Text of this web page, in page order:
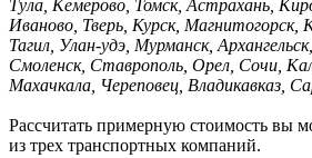
Тула, Кемерово, Томск, Астрахань,
Иваново, Тверь, Курск,
Тагил, Улан-удэ, Мурманск,
Смоленск, Ставрополь, Орел, Сочи,
Махачкала, Череповец, Владикавказ,
Рассчитать примерную стоимость вы
из трех транспортных компаний.